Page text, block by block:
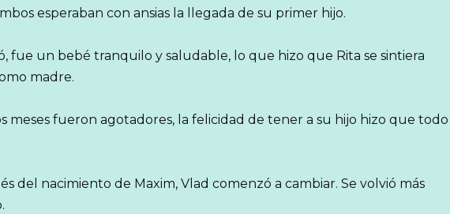
esperaban con ansias la llegada de su primer hijo.
fue un bebé tranquilo y saludable, lo que hizo que Rita se sintiera
madre.
meses fueron agotadores, la felicidad de tener a su hijo hizo que todo
del nacimiento de Maxim, Vlad comenzó a cambiar. Se volvió más